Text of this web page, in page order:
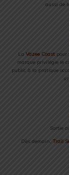
aussi de
La Vazee Coastpour
marque privilégie le
public à la pratique
Sortie
Dès demain, Trail